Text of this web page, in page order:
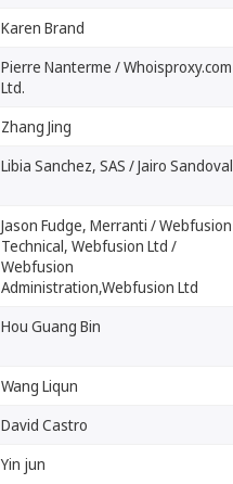
Karen Brand
Pierre Nanterme / Whoisproxy.com
Ltd.
Zhang Jing
Libia Sanchez, SAS / Jairo Sandoval
Jason Fudge, Merranti / Webfusion
Technical, Webfusion Ltd /
Webfusion
Administration,Webfusion Ltd
Hou Guang Bin
Wang Liqun
David Castro
Yin jun